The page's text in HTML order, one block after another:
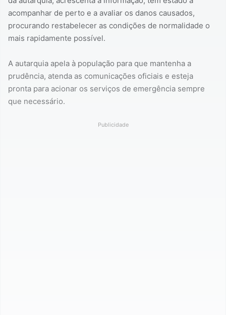
acompanhar de perto e a avaliar os danos causados,
procurando restabelecer as condições de normalidade o
mais rapidamente possível.
A autarquia apela à população para que mantenha a
prudência, atenda as comunicações oficiais e esteja
pronta para acionar os serviços de emergência sempre
que necessário.
Publicidade